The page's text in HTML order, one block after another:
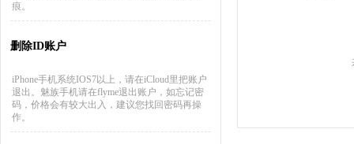
痕。
删除ID账户
iPhone手机系统IOS7以上，请在iCloud里把账户
退出。魅族手机请在flyme退出账户，如忘记密
码，价格会有较大出入，建议您找回密码再操
作。